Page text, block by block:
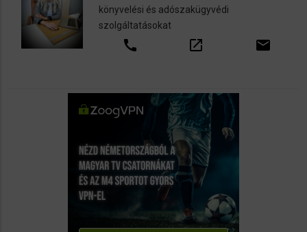
könyvelési és adószakügyvédi
szolgáltatásokat
call open_in_new email